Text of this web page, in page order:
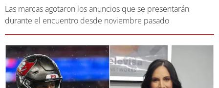
Las marcas agotaron los anuncios que se presentarán
durante el encuentro desde noviembre pasado